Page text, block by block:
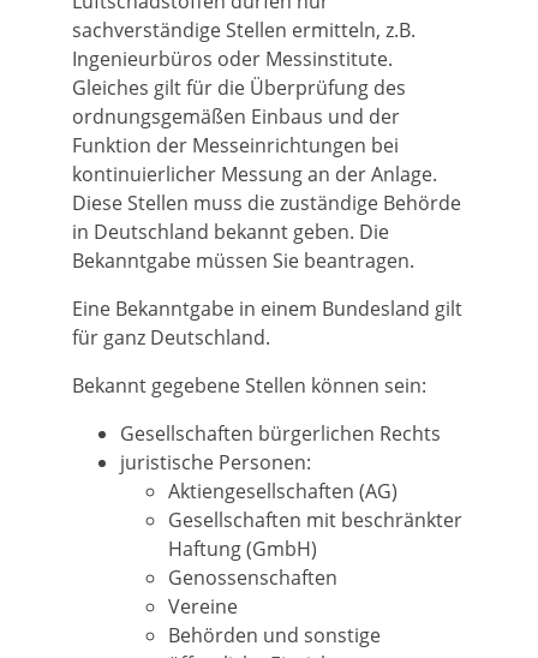
sachverständige Stellen ermitteln, z.B.
Ingenieurbüros oder Messinstitute.
Gleiches gilt für die Überprüfung des
ordnungsgemäßen Einbaus und der
Funktion der Messeinrichtungen bei
kontinuierlicher Messung an der Anlage.
Diese Stellen muss die zuständige Behörde
in Deutschland bekannt geben. Die
Bekanntgabe müssen Sie beantragen.
Eine Bekanntgabe in einem Bundesland gilt
für ganz Deutschland.
Bekannt gegebene Stellen können sein:
Gesellschaften bürgerlichen Rechts
juristische Personen:
Aktiengesellschaften (AG)
Gesellschaften mit beschränkter
Haftung (GmbH)
Genossenschaften
Vereine
Behörden und sonstige